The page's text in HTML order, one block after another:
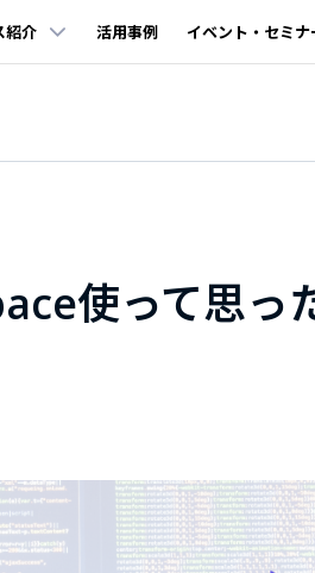
紹介 活用事例 イベント・セミ
使って思っ